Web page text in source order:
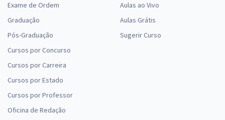
Exame de Ordem
Graduação
Pós-Graduação
Cursos por Concurso
Cursos por Carreira
Cursos por Estado
Cursos por Professor
Oficina de Redação
Aulas ao Vivo
Aulas Grátis
Sugerir Curso